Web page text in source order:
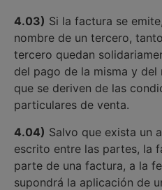
4.03) Si la factura se
nombre de un tercero,
tercero quedan
del pago de la misma y
que se deriven de las
particulares de venta.
4.04) Salvo que exista un
escrito entre las partes, la
parte de una factura, a la
supondrá la aplicación de